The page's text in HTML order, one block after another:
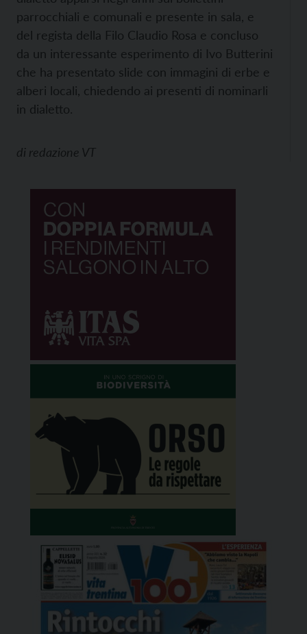
parrocchiali e comunali e presente in sala, e
del regista della Filo Claudio Rosa e concluso
da un interessante esperimento di Ivo Butterini
che ha presentato slide con immagini di erbe e
alberi locali, chiedendo ai presenti di nominarli
in dialetto.
di redazione VT